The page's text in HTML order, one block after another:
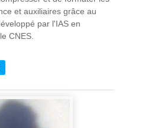
et auxiliaires grâce au
par l'IAS en
CNES.
DE MAJIS/JUICE : LIVRAISON
ÉLECTRONIQUE À AIRBUS,
PREMIÈRE PIERRE DU
PROJET MAJIS